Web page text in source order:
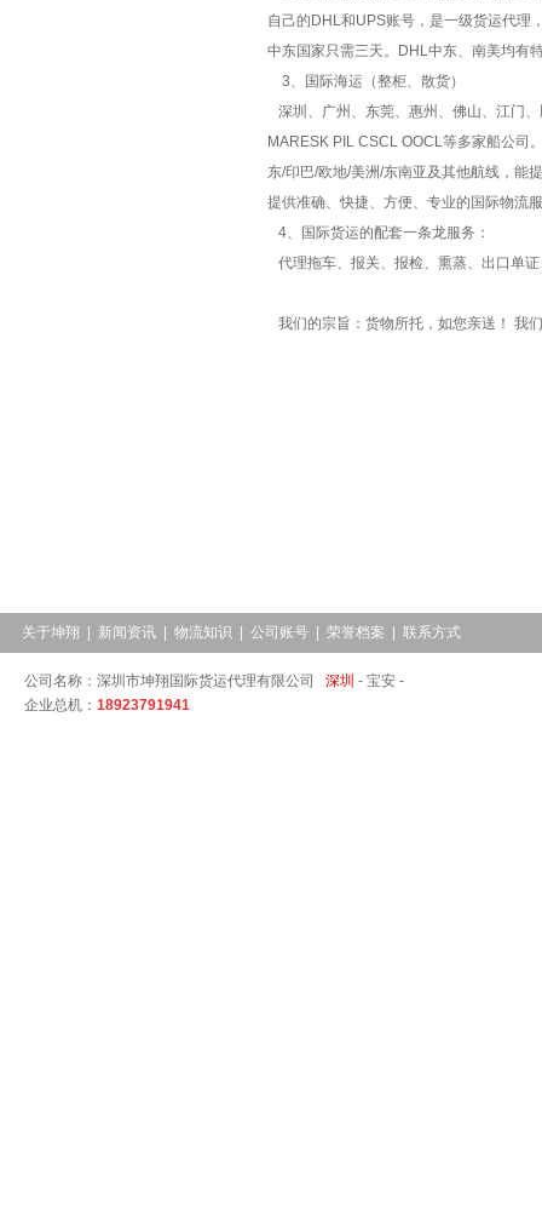
自己的DHL和UPS账号，是一级货运代理
中东国家只需三天。DHL中东、南美均有
3、国际海运（整柜、散货）
深圳、广州、东莞、惠州、佛山、江门
MARESK PIL CSCL OOCL等多家船公司
东/印巴/欧地/美洲/东南亚及其他航线，能
提供准确、快捷、方便、专业的国际物流
4、国际货运的配套一条龙服务：
代理拖车、报关、报检、熏蒸、出口单
我们的宗旨：货物所托，如您亲送！ 我
关于坤翔 新闻资讯 物流知识 公司账号 荣誉档案 联系方式
公司名称：深圳市坤翔国际货运代理有限公司 深圳 - 宝安 -
企业总机： 18923791941